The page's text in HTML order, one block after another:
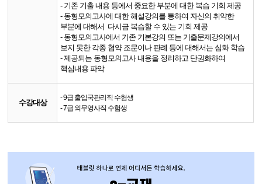
- 기존 기출 내용 등에서 중요한 부분에 대한 복습 기회 제공
- 동형모의고사에 대한 해설강의를 통하여 자신의 취약한
부분에 대해서 다시금 복습할 수 있는 기회 제공
- 동형모의고사에서 기존 기본강의 또는 기출문제강의에서
보지 못한 각종 협약 조문이나 판례 등에 대해서는 심화 학습
- 제공되는 동형모의고사 내용을 정리하고 단권화하여
핵심내용 파악
수강대상
- 9급 출입국관리직 수험생
- 7급 외무영사직 수험생